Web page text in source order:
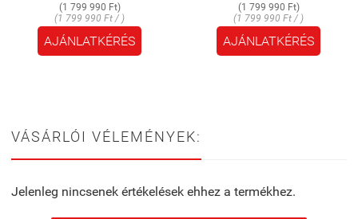
(1 799 990 Ft)
(1 799 990 Ft / )
AJÁNLATKÉRÉS
(1 799 990 Ft)
(1 799 990 Ft / )
AJÁNLATKÉRÉS
VÁSÁRLÓI VÉLEMÉNYEK:
Jelenleg nincsenek értékelések ehhez a termékhez.